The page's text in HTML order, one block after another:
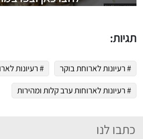
תגיות:
# רעיונות לארוחת בוקר
# רעיונות
# רעיונות לארוחות ערב קלות ומהירות
כתבו לנו